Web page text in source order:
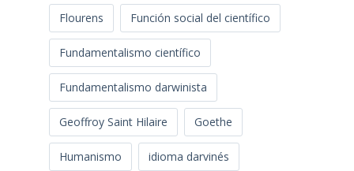
Flourens Función social del científico
Fundamentalismo científico
Fundamentalismo darwinista
Geoffroy Saint Hilaire Goethe
Humanismo idioma darvinés